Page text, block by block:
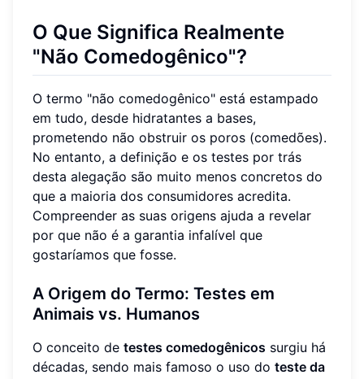
O Que Significa Realmente
"Não Comedogênico"?
O termo "não comedogênico" está estampado
em tudo, desde hidratantes a bases,
prometendo não obstruir os poros (comedões).
No entanto, a definição e os testes por trás
desta alegação são muito menos concretos do
que a maioria dos consumidores acredita.
Compreender as suas origens ajuda a revelar
por que não é a garantia infalível que
gostaríamos que fosse.
A Origem do Termo: Testes em
Animais vs. Humanos
O conceito de testes comedogênicos surgiu há
décadas, sendo mais famoso o uso do teste da